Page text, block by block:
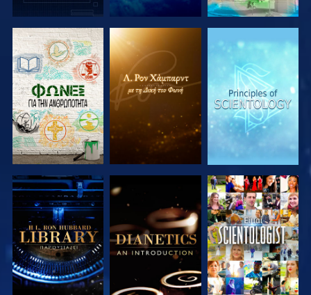
ΕΞΕΡΕΥΝΗΣΤΕ
ΤΗ ΣΕΙΡΑ
ΕΞΕΡΕΥΝΗΣΤΕ
ΤΗ ΣΕΙΡΑ
ΕΞΕΡΕΥΝΗΣΤΕ
ΤΗ ΣΕΙΡΑ
ΕΞΕΡΕΥΝΗΣΤΕ
ΤΗ ΣΕΙΡΑ
ΕΞΕΡΕΥΝΗΣΤΕ
ΤΗ ΣΕΙΡΑ
ΠΑΡΑΚΟΛΟΥΘΗΣΤΕ